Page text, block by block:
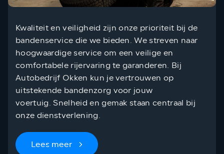
Kwaliteit en veiligheid zijn onze prioriteit bij de
bandenservice die we bieden. We streven naar
hoogwaardige service om een veilige en
comfortabele rijervaring te garanderen. Bij
Autobedrijf Okken kun je vertrouwen op
uitstekende bandenzorg voor jouw
voertuig. Snelheid en gemak staan centraal bij
onze dienstverlening.
Lees meer